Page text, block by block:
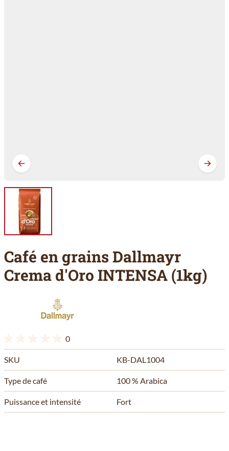
Café en grains Dallmayr
Crema d'Oro INTENSA (1kg)
0
SKU KB-DAL1004
Type de café 100 % Arabica
Puissance et intensité Fort